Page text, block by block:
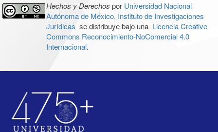
Hechos y Derechos por Universidad Nacional
Autónoma de México, Instituto de Investigaciones
Jurídicas se distribuye bajo una Licencia Creative
Commons Reconocimiento-NoComercial 4.0
Internacional.